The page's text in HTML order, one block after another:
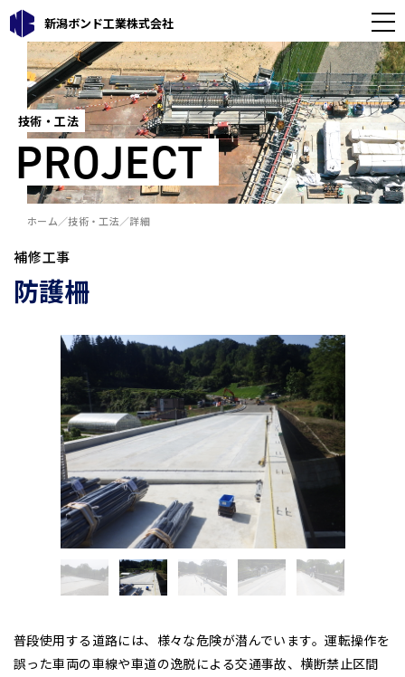
新潟ボンド工業株式会社
技術・工法
PROJECT
ホーム 技術・工法 詳細
補修工事
防護柵
普段使用する道路には、様々な危険が潜んでいます。運転操作を
誤った車両の車線や車道の逸脱による交通事故、横断禁止区間